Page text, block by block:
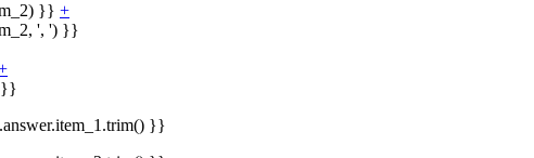
}} +
', ') }}
}}
}}